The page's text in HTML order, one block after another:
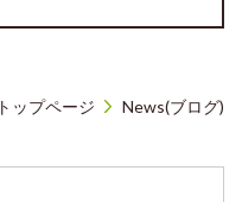
トップページ News(ブログ)